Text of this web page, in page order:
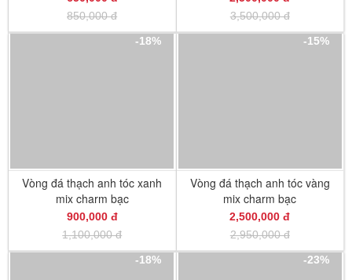
850,000 đ
3,500,000 đ
-18%
Vòng đá thạch anh tóc xanh
mix charm bạc
900,000 đ
1,100,000 đ
-15%
Vòng đá thạch anh tóc vàng
mix charm bạc
2,500,000 đ
2,950,000 đ
-18%
-23%